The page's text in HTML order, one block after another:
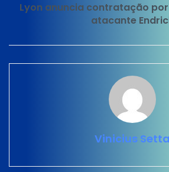
Lyon anuncia contratação
atacante
Vinicius Setta